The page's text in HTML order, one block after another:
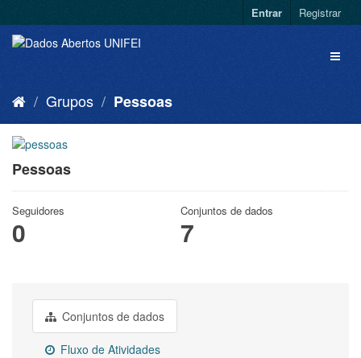
Entrar Registrar
Grupos Pessoas
Pessoas
Seguidores
0
Conjuntos de dados
7
Conjuntos de dados
Fluxo de Atividades